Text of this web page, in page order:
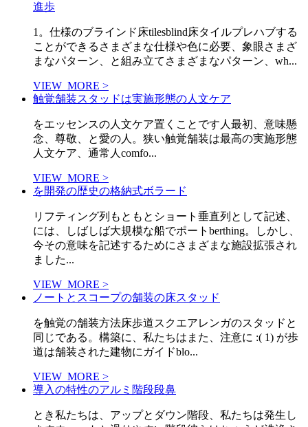
進歩
1。仕様のブラインド床tilesblind床タイルプレハブする
ことができるさまざまな仕様や色に必要、象眼さまざ
まなパターン、と組み立てさまざまなパターン、wh...
VIEW_MORE >
触覚舗装スタッドは実施形態の人文ケア
をエッセンスの人文ケア置くことです人最初、意味懸
念、尊敬、と愛の人。狭い触覚舗装は最高の実施形態
人文ケア、通常人comfo...
VIEW_MORE >
を開発の歴史の格納式ボラード
リフティング列もともとショート垂直列として記述、
には、しばしば大規模な船でポートberthing。しかし、
今その意味を記述するためにさまざまな施設拡張され
ました...
VIEW_MORE >
ノートとスコープの舗装の床スタッド
を触覚の舗装方法床歩道スクエアレンガのスタッドと
同じである。構築に、私たちはまた、注意に :( 1) が歩
道は舗装された建物にガイドblo...
VIEW_MORE >
導入の特性のアルミ階段段鼻
とき私たちは、アップとダウン階段、私たちは発生し